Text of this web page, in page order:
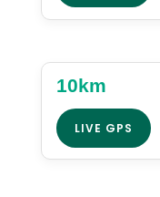
10km
LIVE GPS